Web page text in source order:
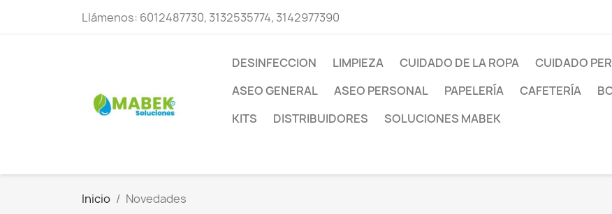
Llámenos: 6012487730, 3132535774, 3142977390
DESINFECCION LIMPIEZA CUIDADO DE LA ROPA CUIDADO
ASEO GENERAL
ASEO PERSONAL PAPELERÍA CAFETERÍA
KITS
DISTRIBUIDORES SOLUCIONES MABEK
Inicio Novedades